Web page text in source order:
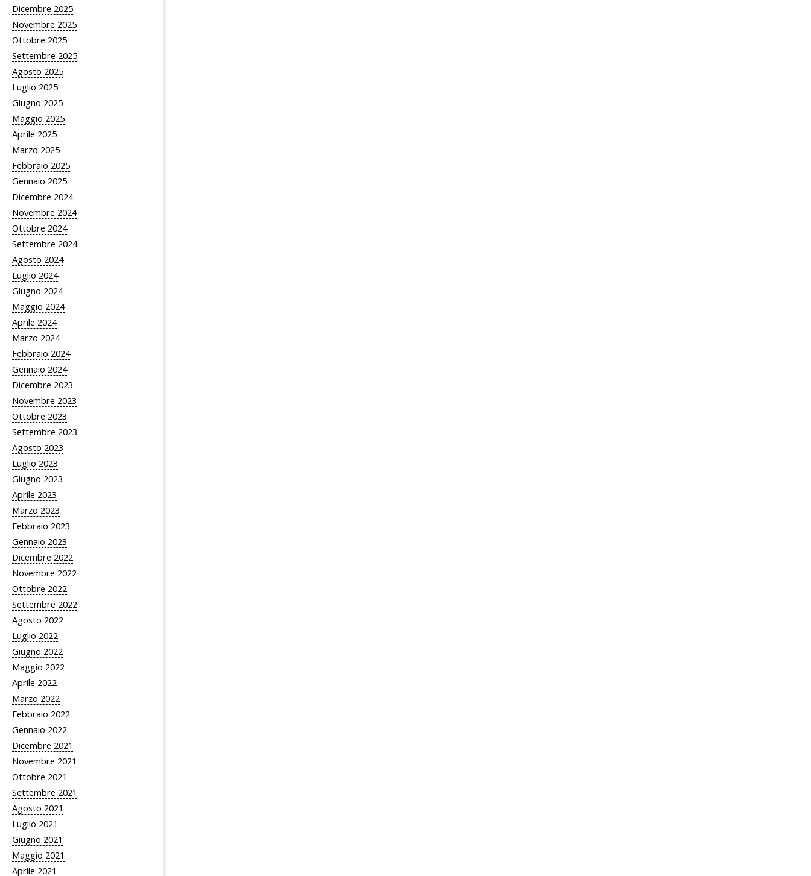
Dicembre 2025
Novembre 2025
Ottobre 2025
Settembre 2025
Agosto 2025
Luglio 2025
Giugno 2025
Maggio 2025
Aprile 2025
Marzo 2025
Febbraio 2025
Gennaio 2025
Dicembre 2024
Novembre 2024
Ottobre 2024
Settembre 2024
Agosto 2024
Luglio 2024
Giugno 2024
Maggio 2024
Aprile 2024
Marzo 2024
Febbraio 2024
Gennaio 2024
Dicembre 2023
Novembre 2023
Ottobre 2023
Settembre 2023
Agosto 2023
Luglio 2023
Giugno 2023
Aprile 2023
Marzo 2023
Febbraio 2023
Gennaio 2023
Dicembre 2022
Novembre 2022
Ottobre 2022
Settembre 2022
Agosto 2022
Luglio 2022
Giugno 2022
Maggio 2022
Aprile 2022
Marzo 2022
Febbraio 2022
Gennaio 2022
Dicembre 2021
Novembre 2021
Ottobre 2021
Settembre 2021
Agosto 2021
Luglio 2021
Giugno 2021
Maggio 2021
Aprile 2021